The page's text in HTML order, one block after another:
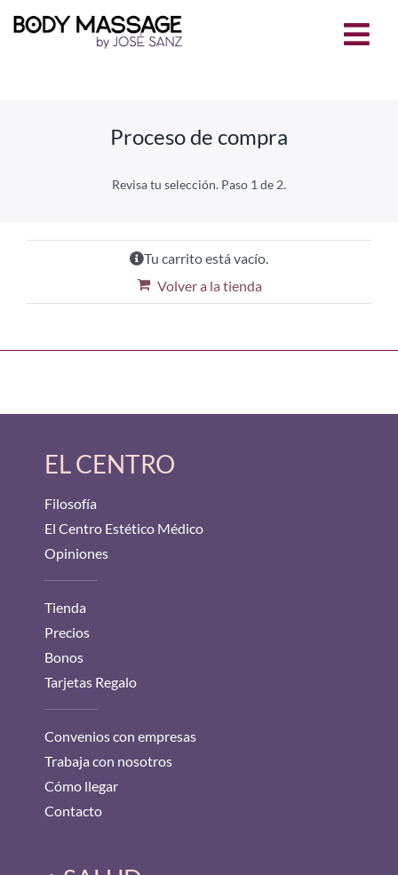
Saltar
TRATAMIENTOSProceso de compra
Revisa tu selección. Paso 1 de 2.
Tu carrito está vacío.
Volver a la tienda
EL CENTRO
Filosofía
El Centro Estético Médico
Opiniones
Tienda
Precios
Bonos
Tarjetas Regalo
Convenios con empresas
Trabaja con nosotros
Cómo llegar
Contacto